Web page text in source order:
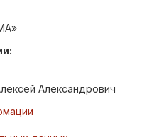
Александрович